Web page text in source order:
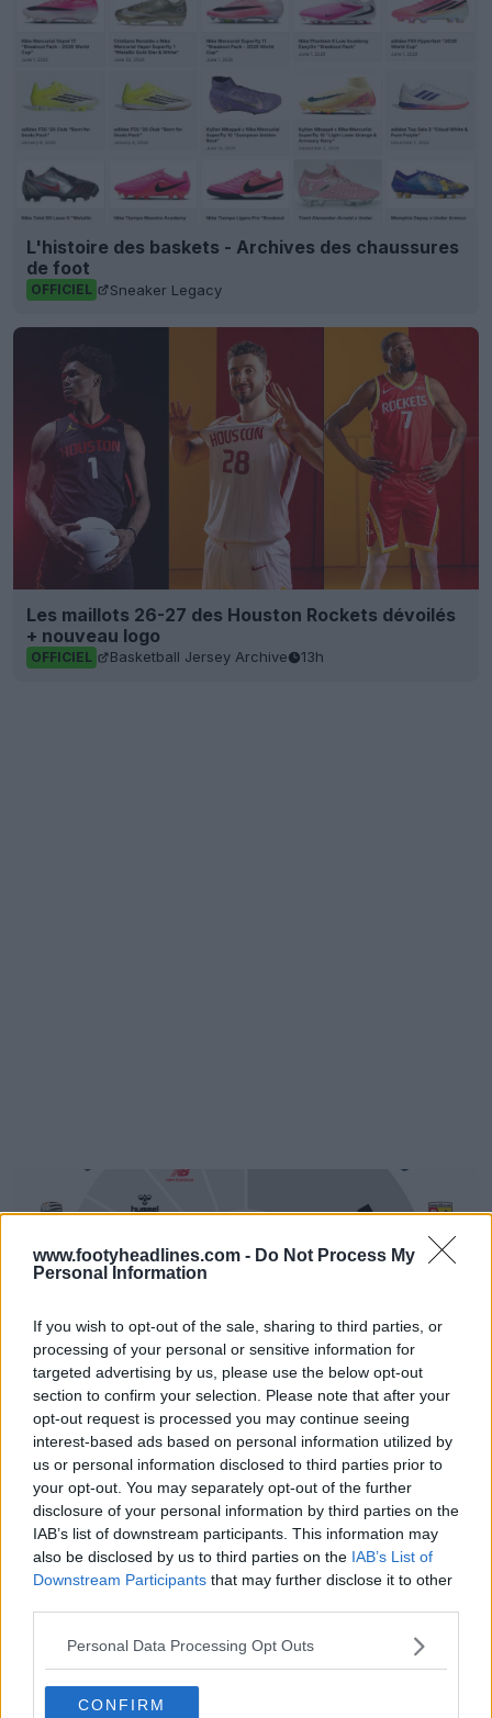
www.footyheadlines.com - Do Not Process My
Personal Information
If you wish to opt-out of the sale, sharing to third parties, or
processing of your personal or sensitive information for
targeted advertising by us, please use the below opt-out
section to confirm your selection. Please note that after your
opt-out request is processed you may continue seeing
interest-based ads based on personal information utilized by
us or personal information disclosed to third parties prior to
your opt-out. You may separately opt-out of the further
disclosure of your personal information by third parties on the
IAB’s list of downstream participants. This information may
also be disclosed by us to third parties on the IAB’s List of
Downstream Participants that may further disclose it to other
Personal Data Processing Opt Outs
CONFIRM
L'histoire des baskets - Archives des chaussures
de foot
OFFICIEL Sneaker Legacy
Les maillots 26-27 des Houston Rockets dévoilés
+ nouveau logo
OFFICIEL Basketball Jersey Archive 13h
Bataille des équipementiers des maillots de la
Ligue 1 2026-2027 : Adidas largement en tête, 9
marques se partagent 18 clubs
3 0 0 805 5h